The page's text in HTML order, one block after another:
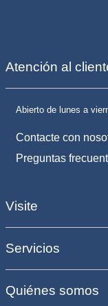
Atención al
Abierto de lunes a
Contacte con
Preguntas
Visite
Servicios
Quiénes somos